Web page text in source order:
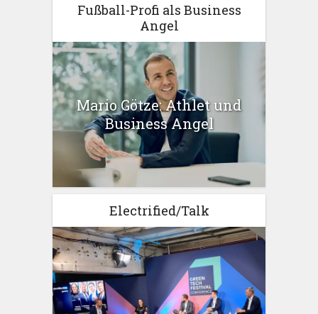
Fußball-Profi als Business
Angel
Mario Götze: Athlet und
Business Angel
Electrified/Talk